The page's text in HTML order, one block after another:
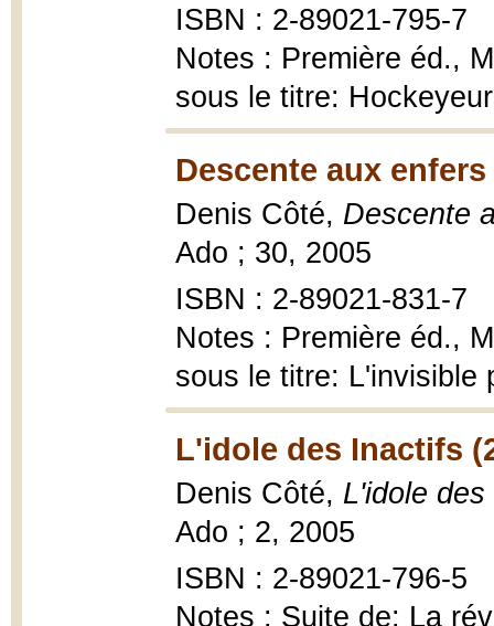
ISBN : 2-89021-795-7
Notes : Première éd.,
sous le titre:
Descente aux enfers
Denis Côté, Descente
Ado ; 30, 2005
ISBN : 2-89021-831-7
Notes : Première éd.,
sous le titre: L'invisible
L'idole des Inactifs
Denis Côté, L'idole
Ado ; 2, 2005
ISBN : 2-89021-796-5
Notes : Suite de: La